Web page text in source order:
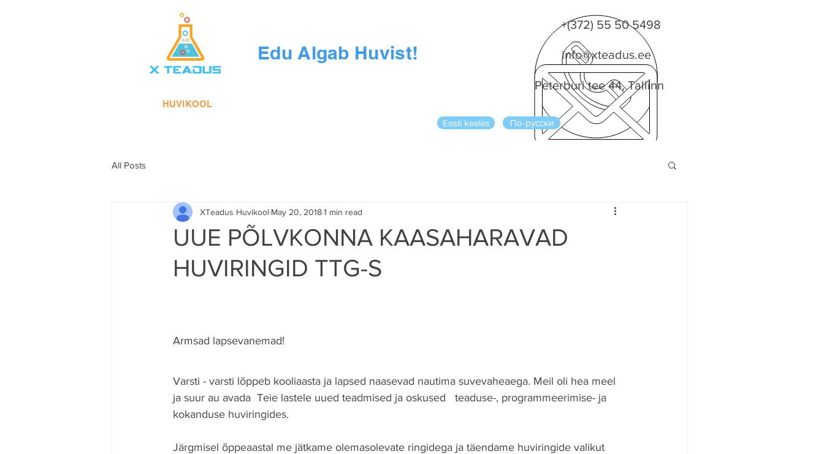
Edu Algab Huvist!
+(372) 55 50 5498
info@xteadus.ee
Peterburi tee 44, Tallinn
HUVIKOOL
Eesti keeles
По-русски
All Posts
UUE PÕLVKONNA KAASAHARAVAD
HUVIRINGID TTG-S
XTeadus Huvikool May 20, 20181 min read
Armsad lapsevanemad!
Varsti - varsti lõppeb kooliaasta ja lapsed naasevad nautima suvevaheaega. Meil oli hea meel
ja suur au avada  Teie lastele uued teadmised ja oskused   teaduse-, programmeerimise- ja
kokanduse huviringides.
Järgmisel õppeaastal me jätkame olemasolevate ringidega ja täendame huviringide valikut